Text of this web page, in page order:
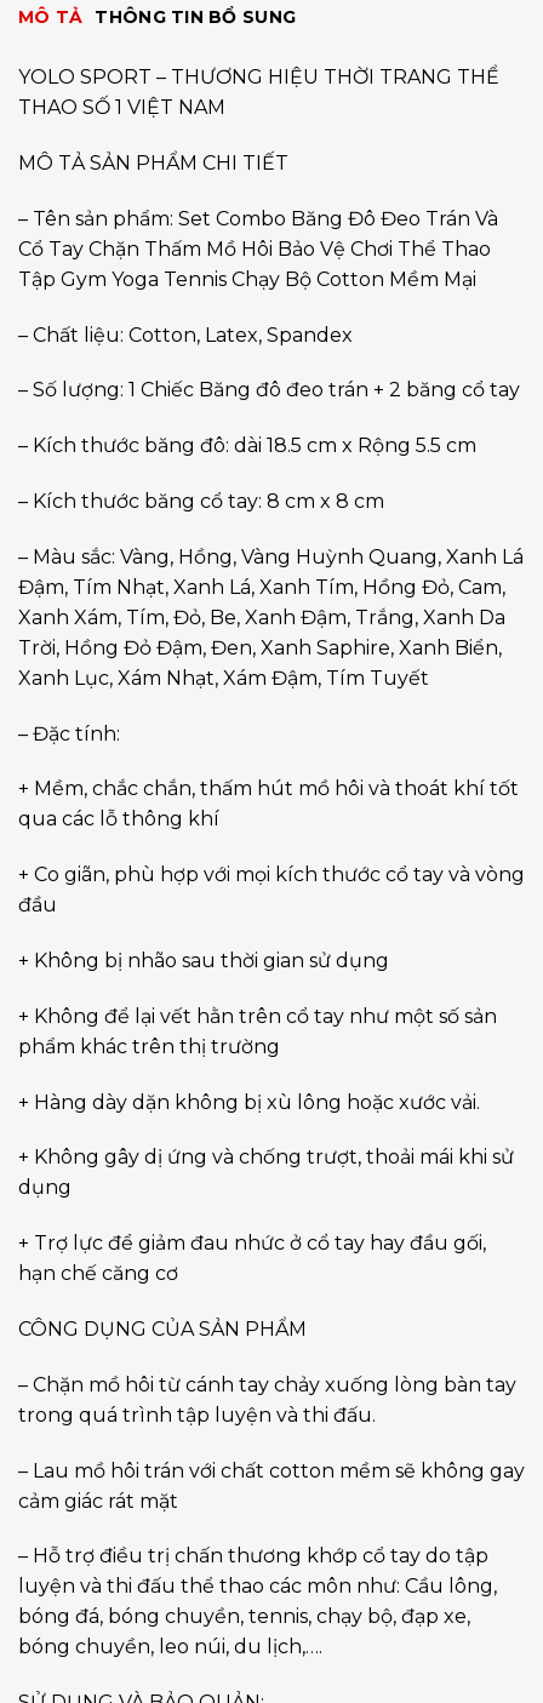
MÔ TẢ THÔNG TIN BỔ SUNG
YOLO SPORT – THƯƠNG HIỆU THỜI TRANG THỂ
THAO SỐ 1 VIỆT NAM
MÔ TẢ SẢN PHẨM CHI TIẾT
– Tên sản phẩm: Set Combo Băng Đô Đeo Trán Và
Cổ Tay Chặn Thấm Mồ Hôi Bảo Vệ Chơi Thể Thao
Tập Gym Yoga Tennis Chạy Bộ Cotton Mềm Mại
– Chất liệu: Cotton, Latex, Spandex
– Số lượng: 1 Chiếc Băng đô đeo trán + 2 băng cổ tay
– Kích thước băng đô: dài 18.5 cm x Rộng 5.5 cm
– Kích thước băng cổ tay: 8 cm x 8 cm
– Màu sắc: Vàng, Hồng, Vàng Huỳnh Quang, Xanh Lá
Đậm, Tím Nhạt, Xanh Lá, Xanh Tím, Hồng Đỏ, Cam,
Xanh Xám, Tím, Đỏ, Be, Xanh Đậm, Trắng, Xanh Da
Trời, Hồng Đỏ Đậm, Đen, Xanh Saphire, Xanh Biển,
Xanh Lục, Xám Nhạt, Xám Đậm, Tím Tuyết
– Đặc tính:
+ Mềm, chắc chắn, thấm hút mồ hôi và thoát khí tốt
qua các lỗ thông khí
+ Co giãn, phù hợp với mọi kích thước cổ tay và vòng
đầu
+ Không bị nhão sau thời gian sử dụng
+ Không để lại vết hằn trên cổ tay như một số sản
phẩm khác trên thị trường
+ Hàng dày dặn không bị xù lông hoặc xước vải.
+ Không gây dị ứng và chống trượt, thoải mái khi sử
dụng
+ Trợ lực để giảm đau nhức ở cổ tay hay đầu gối,
hạn chế căng cơ
CÔNG DỤNG CỦA SẢN PHẨM
– Chặn mồ hôi từ cánh tay chảy xuống lòng bàn tay
trong quá trình tập luyện và thi đấu.
– Lau mồ hôi trán với chất cotton mềm sẽ không gay
cảm giác rát mặt
– Hỗ trợ điều trị chấn thương khớp cổ tay do tập
luyện và thi đấu thể thao các môn như: Cầu lông,
bóng đá, bóng chuyền, tennis, chạy bộ, đạp xe,
bóng chuyền, leo núi, du lịch,….